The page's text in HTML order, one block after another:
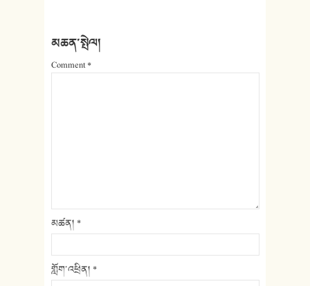
མཆན་སྤེལ།
Comment*
མཚན། *
གློག་འཕྲིན། *